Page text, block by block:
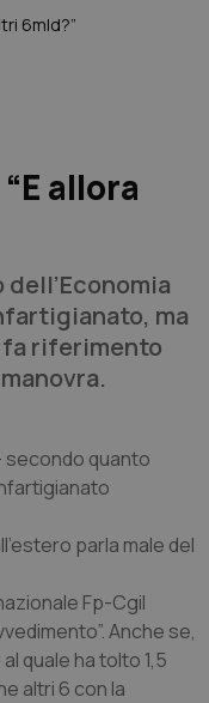
6mld?”
allora
ma
fa riferimento
secondo quanto
parla male del
Fp-Cgil
Anche se,
quale ha tolto 1,5
altri 6 con la